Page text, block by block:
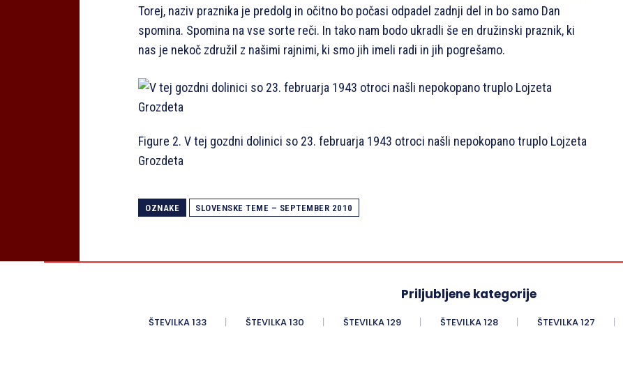
Torej, naziv praznika je predolg in očitno bo počasi odpadel zadnji del in bo samo Dan
spomina. Spomina na vse sorte reči. In tako nam bodo ukradli še en družinski praznik, ki
nas je nekoč združil z našimi rajnimi, ki smo jih imeli radi in jih pogrešamo.
Figure 2. V tej gozdni dolinici so 23. februarja 1943 otroci našli nepokopano truplo Lojzeta
Grozdeta
OZNAKE SLOVENSKE TEME – SEPTEMBER 2010
Priljubljene kategorije
ŠTEVILKA 133 ŠTEVILKA 130 ŠTEVILKA 129 ŠTEVILKA 128 ŠTEVILKA 127